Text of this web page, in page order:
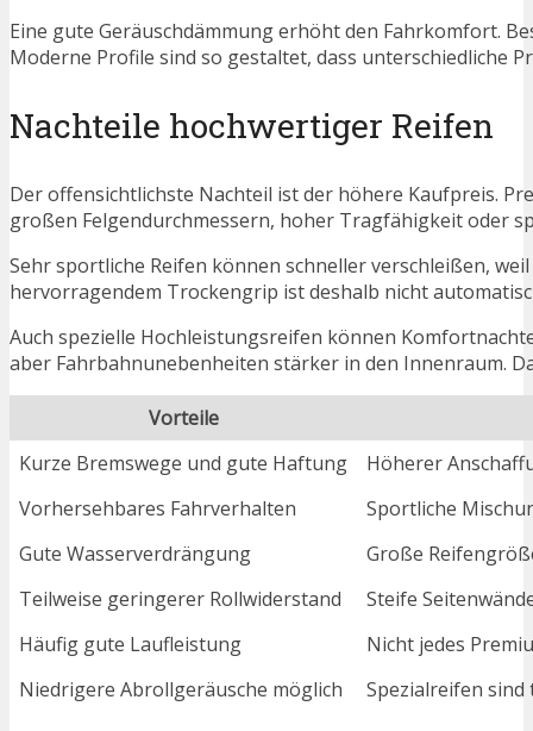
Eine gute Geräuschdämmung erhöht den Fahrkomfort.
Moderne Profile sind so gestaltet, dass unterschiedliche
Nachteile hochwertiger Reifen
Der offensichtlichste Nachteil ist der höhere Kaufpreis.
großen Felgendurchmessern, hoher Tragfähigkeit oder
Sehr sportliche Reifen können schneller verschleißen,
hervorragendem Trockengrip ist deshalb nicht
Auch spezielle Hochleistungsreifen können
aber Fahrbahnunebenheiten stärker in den Innenraum.
Vorteile
Kurze Bremswege und gute Haftung
Höherer
Vorhersehbares Fahrverhalten
Sportliche
Gute Wasserverdrängung
Große
Teilweise geringerer Rollwiderstand
Steife
Häufig gute Laufleistung
Nicht jedes
Niedrigere Abrollgeräusche möglich
Spezialreifen